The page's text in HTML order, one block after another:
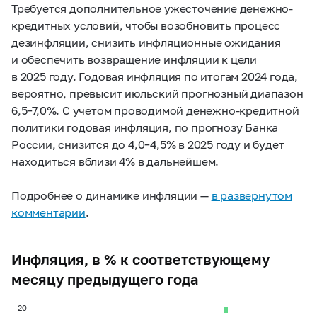
Требуется дополнительное ужесточение денежно-
кредитных условий, чтобы возобновить процесс
дезинфляции, снизить инфляционные ожидания
и обеспечить возвращение инфляции к цели
в 2025 году. Годовая инфляция по итогам 2024 года,
вероятно, превысит июльский прогнозный диапазон
6,5–7,0%. С учетом проводимой денежно-кредитной
политики годовая инфляция, по прогнозу Банка
России, снизится до4,0–4,5%в 2025 году и будет
находиться вблизи 4% в дальнейшем.
Подробнее о динамике инфляции — в развернутом
комментарии.
Инфляция, в % к соответствующему
месяцу предыдущего года
20